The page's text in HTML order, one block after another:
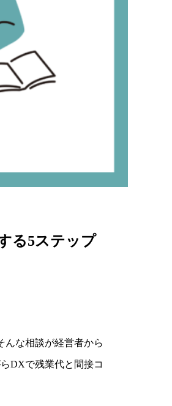
る5ステップ
な相談が経営者から
DXで残業代と間接コ